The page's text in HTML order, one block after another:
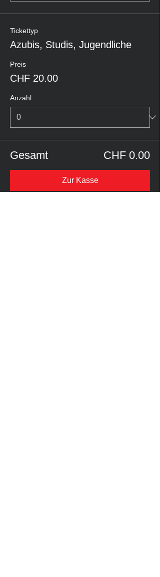
Tickettyp
Azubis, Studis, Jugendliche
Preis
CHF 20.00
Anzahl
Gesamt CHF 0.00
Zur Kasse